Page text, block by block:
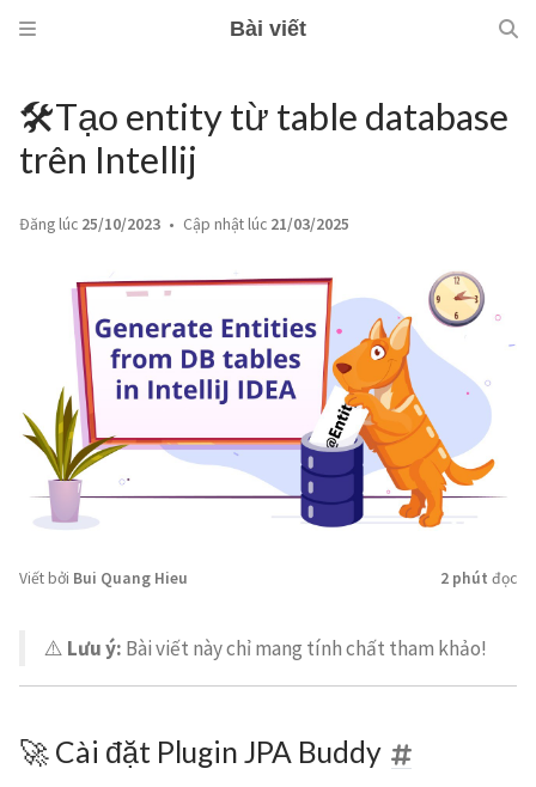
Bài viết
🛠️Tạo entity từ table database
trên Intellij
Đăng lúc 25/10/2023 Cập nhật lúc 21/03/2025
Viết bởi Bui Quang Hieu 2 phút đọc
⚠️ Lưu ý: Bài viết này chỉ mang tính chất tham khảo!
🚀 Cài đặt Plugin JPA Buddy